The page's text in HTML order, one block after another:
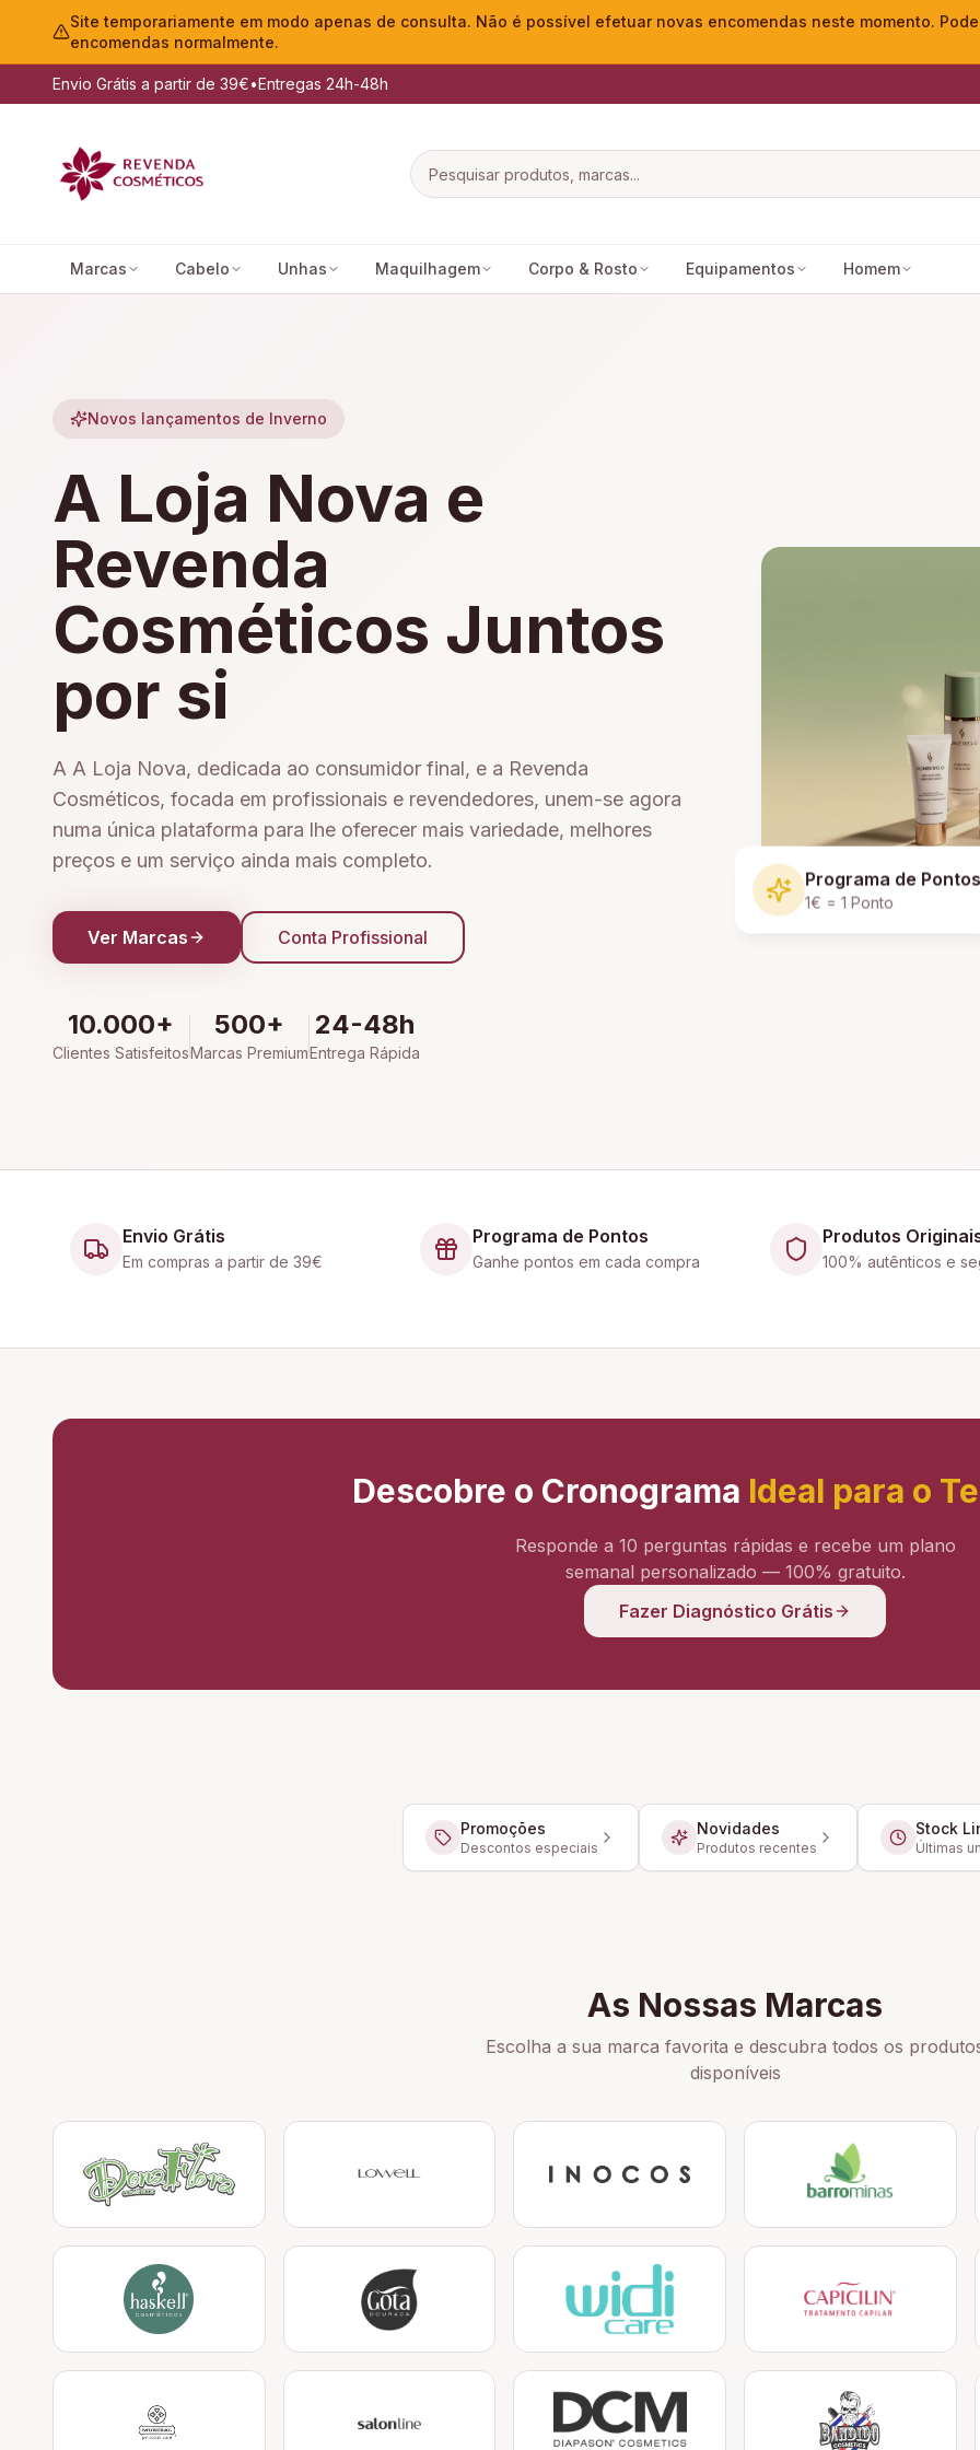
Site temporariamente em modo apenas de consulta. Não é possível efetuar novas encomendas neste momento.
encomendas normalmente.
Envio Grátis a partir de 39€•Entregas 24h-48h
Marcas Cabelo Unhas Maquilhagem Corpo & Rosto Equipamentos Homem
Novos lançamentos de Inverno
A Loja Nova e
Revenda
Cosméticos Juntos
por si
A A Loja Nova, dedicada ao consumidor final, e a Revenda
Cosméticos, focada em profissionais e revendedores, unem-se agora
numa única plataforma para lhe oferecer mais variedade, melhores
preços e um serviço ainda mais completo.
Ver Marcas Conta Profissional
10.000+
Clientes Satisfeitos
500+
Marcas Premium
24-48h
Entrega Rápida
Programa de Pontos
1€ = 1 Ponto
Envio Grátis
Em compras a partir de 39€
Programa de Pontos
Ganhe pontos em cada compra
Produtos
100% autênticos e
Descobre o Cronograma Ideal para o
Responde a 10 perguntas rápidas e recebe um plano
semanal personalizado — 100% gratuito.
Fazer Diagnóstico Grátis
Promoções
Descontos especiais
Novidades
Produtos recentes
Stock
Últimas
As Nossas Marcas
Escolha a sua marca favorita e descubra todos os
disponíveis